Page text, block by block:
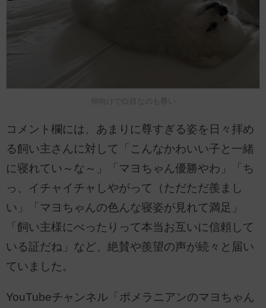
仰向けで白目なのも尊い
コメント欄には、あまりに尊すぎる姿を日々拝め
る飼い主さんに対して「こんなかわいい子と一緒
に寝れてい～な～」「マヨちゃん優勝やわ」「ち
っ、イチャイチャしやがって（ただただ羨まし
い」「マヨちゃんの色んな寝姿が見れて満足」
「飼い主様にべったりって本当お互いに信頼して
いる証だね」など、絶賛や羨望の声が続々と届い
ていました。
YouTubeチャンネル「ポメラニアンのマヨちゃん